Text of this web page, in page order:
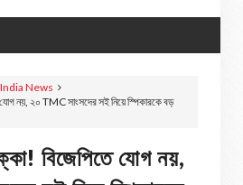
India News
নয়, ২০ TMC সাংসদের সই নিয়ে স্পিকারকে বড়
বিজেপিতে যোগ নয়,